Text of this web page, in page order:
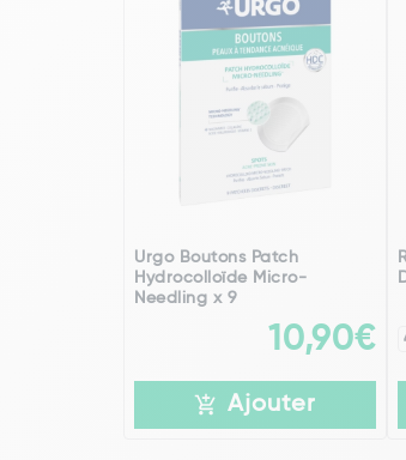
Urgo Boutons Patch
Hydrocolloïde Micro-
Needling x 9
10,90€
Ajouter